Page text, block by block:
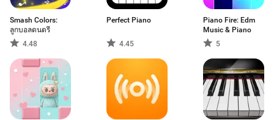
Smash Colors:
ลูกบอลดนตรี
4.48
Perfect Piano
4.45
Piano Fire: Edm
Music & Piano
5